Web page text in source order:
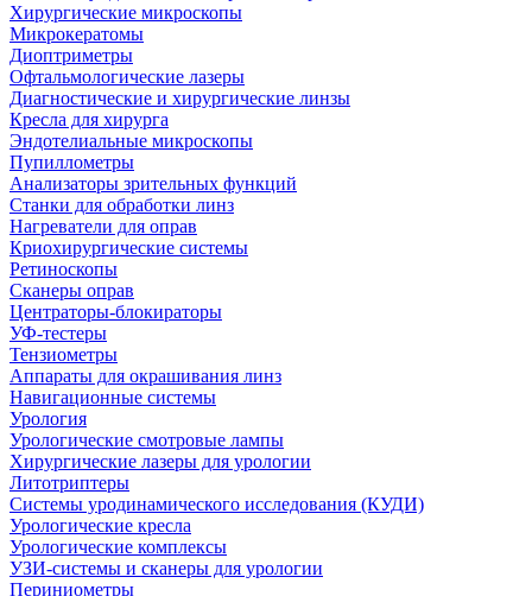
Хирургические микроскопы
Микрокератомы
Диоптриметры
Офтальмологические лазеры
Диагностические и хирургические линзы
Кресла для хирурга
Эндотелиальные микроскопы
Пупиллометры
Анализаторы зрительных функций
Станки для обработки линз
Нагреватели для оправ
Криохирургические системы
Ретиноскопы
Сканеры оправ
Центраторы-блокираторы
УФ-тестеры
Тензиометры
Аппараты для окрашивания линз
Навигационные системы
Урология
Урологические смотровые лампы
Хирургические лазеры для урологии
Литотриптеры
Системы уродинамического исследования (КУДИ)
Урологические кресла
Урологические комплексы
УЗИ-системы и сканеры для урологии
Периниометры